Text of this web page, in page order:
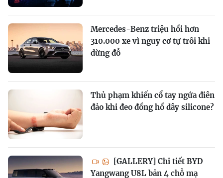
Mercedes-Benz triệu hồi hơn
310.000 xe vì nguy cơ tự trôi khi
dừng đỗ
Thủ phạm khiến cổ tay ngứa điên
đảo khi đeo đồng hồ dây silicone?
[GALLERY] Chi tiết BYD
Yangwang U8L bản 4 chỗ mạ